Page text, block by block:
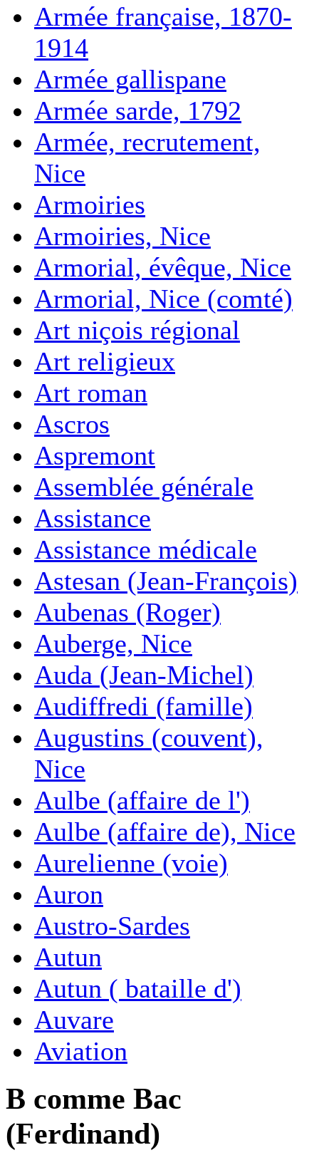
Armée française, 1870-
1914
Armée gallispane
Armée sarde, 1792
Armée, recrutement,
Nice
Armoiries
Armoiries, Nice
Armorial, évêque, Nice
Armorial, Nice (comté)
Art niçois régional
Art religieux
Art roman
Ascros
Aspremont
Assemblée générale
Assistance
Assistance médicale
Astesan (Jean-François)
Aubenas (Roger)
Auberge, Nice
Auda (Jean-Michel)
Audiffredi (famille)
Augustins (couvent),
Nice
Aulbe (affaire de l')
Aulbe (affaire de), Nice
Aurelienne (voie)
Auron
Austro-Sardes
Autun
Autun ( bataille d')
Auvare
Aviation
B comme Bac
(Ferdinand)